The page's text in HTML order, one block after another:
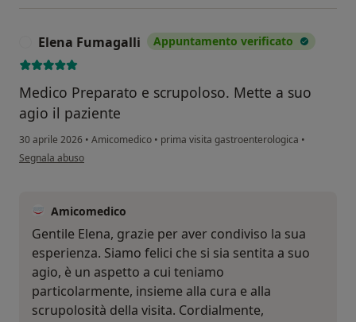
Elena Fumagalli Appuntamento verificato
Medico Preparato e scrupoloso. Mette a suo
agio il paziente
30 aprile 2026 • Amicomedico • prima visita gastroenterologica •
secondo l'opinione dell'utente Elena Fumagalli
Segnala abuso
Amicomedico
Gentile Elena, grazie per aver condiviso la sua
esperienza. Siamo felici che si sia sentita a suo
agio, è un aspetto a cui teniamo
particolarmente, insieme alla cura e alla
scrupolosità della visita. Cordialmente,